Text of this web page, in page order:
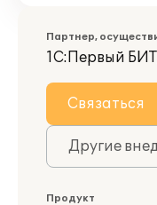
Партнер,
1С:Первый
Связаться
Другие
Продукт